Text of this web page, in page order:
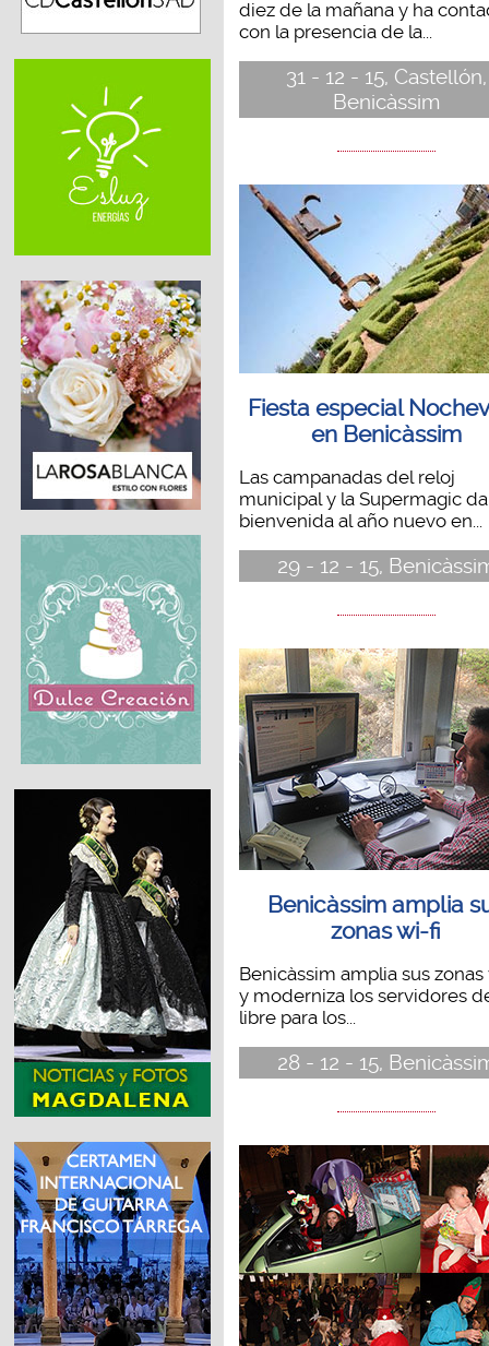
diez de la mañana y ha
con la presencia de la...
31 - 12 - 15, Castellón,
Benicàssim
Fiesta especial
en Benicàssim
Las campanadas del reloj
municipal y la Supermagic
bienvenida al año nuevo en...
29 - 12 - 15,
Benicàssim amplia
zonas wi-fi
Benicàssim amplia sus
y moderniza los servidores
libre para los...
28 - 12 - 15,